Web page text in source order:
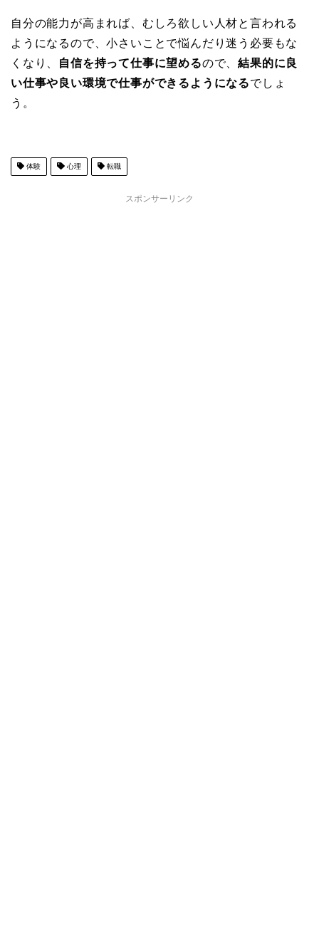
自分の能力が高まれば、むしろ欲しい人材と言われる
ようになるので、小さいことで悩んだり迷う必要もな
くなり、
自信を持って仕事に望めるので、結果的に良
い仕事や良い環境で仕事ができるようになるでしょ
う。
体験 心理 転職
スポンサーリンク